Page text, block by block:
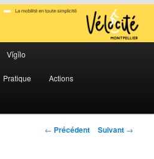
Vĭgĭlo
Pratique Actions
Navigation
← Précédent Suivant →